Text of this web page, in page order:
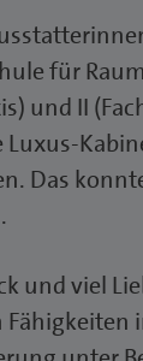
für
und II
Das
und viel